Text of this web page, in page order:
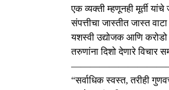
एक व्यक्ती म्हणूनही मूर्ती
संपत्तीचा जास्तीत जास्त
यशस्वी उद्योजक आणि करोडो
तरुणांना दिशो देणारे विचार
“सर्वाधिक स्वस्त, तरीही